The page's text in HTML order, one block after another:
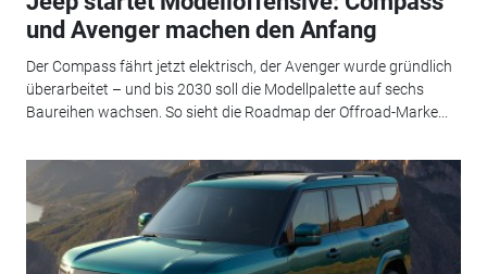
und Avenger machen den Anfang
Der Compass fährt jetzt elektrisch, der Avenger wurde gründlich
überarbeitet – und bis 2030 soll die Modellpalette auf sechs
Baureihen wachsen. So sieht die Roadmap der Offroad-Marke...